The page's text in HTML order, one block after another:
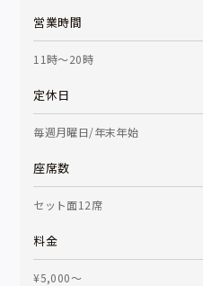
営業時間
11時～20時
定休日
毎週月曜日/年末年始
座席数
セット面12席
料金
¥5,000〜